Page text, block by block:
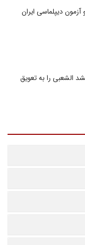
دیپلماسی ایران
الشعبی را به تعویق